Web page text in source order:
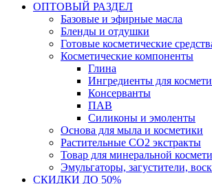
ОПТОВЫЙ РАЗДЕЛ
Базовые и эфирные масла
Бленды и отдушки
Готовые косметические
Косметические компоненты
Глина
Ингредиенты для
Консерванты
ПАВ
Силиконы и эмоленты
Основа для мыла и косметики
Растительные СО2 экстракты
Товар для минеральной
Эмульгаторы, загустители,
СКИДКИ ДО 50%